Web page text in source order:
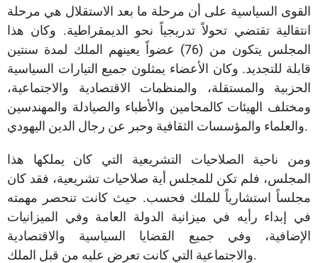
القوى السياسية على أن مرحلة ما بعد الاستقلال هي مرحلة
انتقالية تقتضي تحولاً تدريجياً نحو الديمقراطية. وكان هذا
المجلس يتكون من (76) عضواً يعينهم الملك لمدة سنتين
قابلة للتجديد. وكان الأعضاء يمثلون جميع التيارات السياسية
الحزبية والمستقلة، والمنظمات الاقتصادية والاجتماعية،
ومختلف الهيئات كالمحامين والأطباء والصيادلة والمهندسين
والعلماء والمؤسسات الثقافية وحبر عن رجال الدين اليهودي.
ومن ناحية الصلاحيات التشريعية التي كان يملكها هذا
المجلس، فلم تكن للمجلس أية صلاحيات تشريعية، فقد كان
مجلساً استشارياً للملك فحسب. حيث كانت تنحصر مهمته
في إبداء رأيه في ميزانية الدولة العامة وفي الميزانيات
الإضافية، وفي جميع القضايا السياسية والاقتصادية
والاجتماعية التي كانت تعرض عليه من قبل الملك.